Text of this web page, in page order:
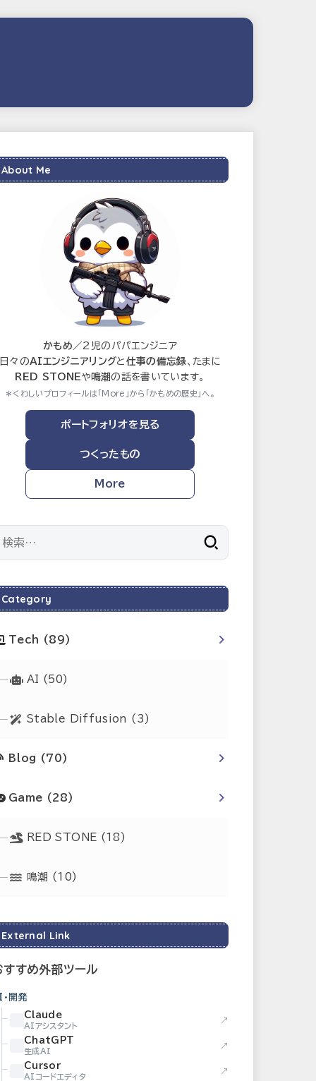
About Me
かもめ ／2児のパパエンジニア
々のAIエンジニアリングと 仕事の備忘録、たまに
RED STONEや 鳴潮 の話を書いています。
＊くわしいプロフィールは「More」から「かもめの歴史」へ。
ポートフォリオを見る
つくったもの
More
Category
Tech (89)
AI (50)
Stable Diffusion (3)
Blog (70)
Game (28)
RED STONE (18)
鳴潮 (10)
External Link
すすめ外部ツール
開発
Claude
AIアシスタント
↗
ChatGPT
生成AI
↗
Cursor
AIコードエディタ
↗